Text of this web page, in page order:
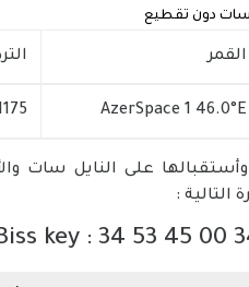
القمر
AzerSpace 1 46.0°E
على النايل سات
التالية :
key : 34 53 45 00